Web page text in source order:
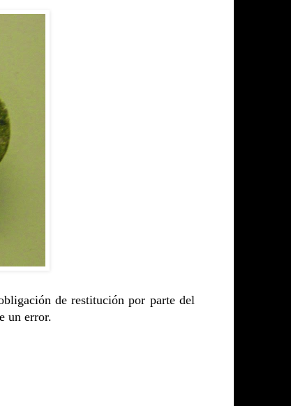
de restitución por parte del
un error.